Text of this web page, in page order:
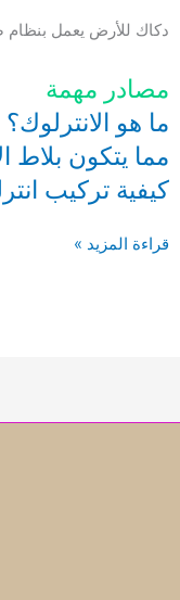
دكاك للأرض يعمل
مصادر مهمة
ما هو الانترلوك؟
مما يتكون بلاط
كيفية تركيب
تركيب
قراءة المزيد »